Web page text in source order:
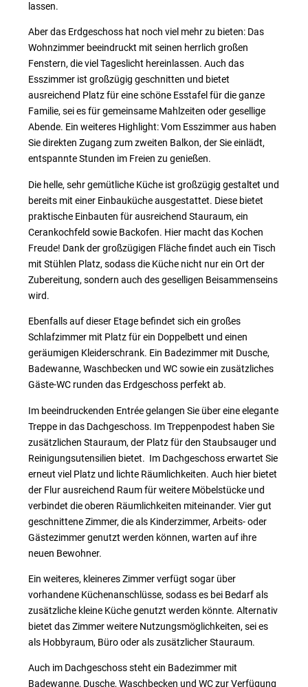
lassen.
Aber das Erdgeschoss hat noch viel mehr zu bieten: Das
Wohnzimmer beeindruckt mit seinen herrlich großen
Fenstern, die viel Tageslicht hereinlassen. Auch das
Esszimmer ist großzügig geschnitten und bietet
ausreichend Platz für eine schöne Esstafel für die ganze
Familie, sei es für gemeinsame Mahlzeiten oder gesellige
Abende. Ein weiteres Highlight: Vom Esszimmer aus haben
Sie direkten Zugang zum zweiten Balkon, der Sie einlädt,
entspannte Stunden im Freien zu genießen.
Die helle, sehr gemütliche Küche ist großzügig gestaltet und
bereits mit einer Einbauküche ausgestattet. Diese bietet
praktische Einbauten für ausreichend Stauraum, ein
Cerankochfeld sowie Backofen. Hier macht das Kochen
Freude! Dank der großzügigen Fläche findet auch ein Tisch
mit Stühlen Platz, sodass die Küche nicht nur ein Ort der
Zubereitung, sondern auch des geselligen Beisammenseins
wird.
Ebenfalls auf dieser Etage befindet sich ein großes
Schlafzimmer mit Platz für ein Doppelbett und einen
geräumigen Kleiderschrank. Ein Badezimmer mit Dusche,
Badewanne, Waschbecken und WC sowie ein zusätzliches
Gäste-WC runden das Erdgeschoss perfekt ab.
Im beeindruckenden Entrée gelangen Sie über eine elegante
Treppe in das Dachgeschoss. Im Treppenpodest haben Sie
zusätzlichen Stauraum, der Platz für den Staubsauger und
Reinigungsutensilien bietet. Im Dachgeschoss erwartet Sie
erneut viel Platz und lichte Räumlichkeiten. Auch hier bietet
der Flur ausreichend Raum für weitere Möbelstücke und
verbindet die oberen Räumlichkeiten miteinander. Vier gut
geschnittene Zimmer, die als Kinderzimmer, Arbeits- oder
Gästezimmer genutzt werden können, warten auf ihre
neuen Bewohner.
Ein weiteres, kleineres Zimmer verfügt sogar über
vorhandene Küchenanschlüsse, sodass es bei Bedarf als
zusätzliche kleine Küche genutzt werden könnte. Alternativ
bietet das Zimmer weitere Nutzungsmöglichkeiten, sei es
als Hobbyraum, Büro oder als zusätzlicher Stauraum.
Auch im Dachgeschoss steht ein Badezimmer mit
Badewanne, Dusche, Waschbecken und WC zur Verfügung